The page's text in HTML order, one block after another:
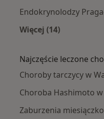
Endokrynolodzy
Więcej (14)
Najczęście leczone
Choroby tarczycy w
Choroba Hashimoto
Zaburzenia